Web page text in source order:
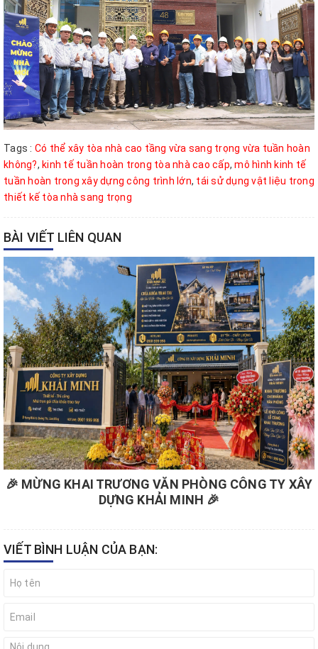
Tags : Có thể xây tòa nhà cao tầng vừa sang trọng vừa tuần hoàn
không?, kinh tế tuần hoàn trong tòa nhà cao cấp,mô hình kinh tế
tuần hoàn trong xây dựng công trình lớn, tái sử dụng vật liệu trong
thiết kế tòa nhà sang trọng
BÀI VIẾT LIÊN QUAN
🎉 MỪNG KHAI TRƯƠNG VĂN PHÒNG CÔNG TY XÂY
DỰNG KHẢI MINH 🎉
VIẾT BÌNH LUẬN CỦA BẠN: